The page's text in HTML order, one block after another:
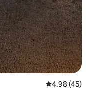
平均评分
4.98 (45)